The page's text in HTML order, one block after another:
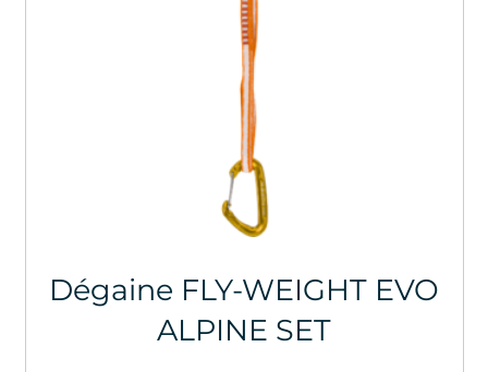
Dégaine FLY-WEIGHT EVO
ALPINE SET